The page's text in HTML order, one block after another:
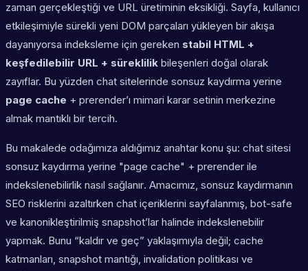
zaman gerçekleştiği ve URL üretiminin eksikliği. Sayfa, kullanıcı
etkileşimiyle sürekli yeni DOM parçaları yükleyen bir akışa
dayanıyorsa indeksleme için gereken stabil HTML +
keşfedilebilir URL + süreklilik bileşenleri doğal olarak
zayıflar. Bu yüzden chat sitelerinde sonsuz kaydırma yerine
page cache + prerender’ı mimari karar setinin merkezine
almak mantıklı bir tercih.
Bu makalede odağımıza aldığımız anahtar konu şu: chat sitesi
sonsuz kaydırma yerine "page cache" + prerender ile
indekslenebilirlik nasıl sağlanır. Amacımız, sonsuz kaydırmanın
SEO risklerini azaltırken chat içeriklerini sayfalanmış, bot-safe
ve kanonikleştirilmiş snapshot’lar halinde indekslenebilir
yapmak. Bunu “kaldır ve geç” yaklaşımıyla değil; cache
katmanları, snapshot mantığı, invalidation politikası ve